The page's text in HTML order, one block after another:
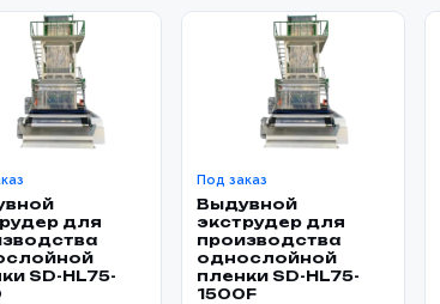
для
SD-HL75-
Под заказ
Выдувной
экструдер для
производства
однослойной
пленки SD-HL75-
1500F